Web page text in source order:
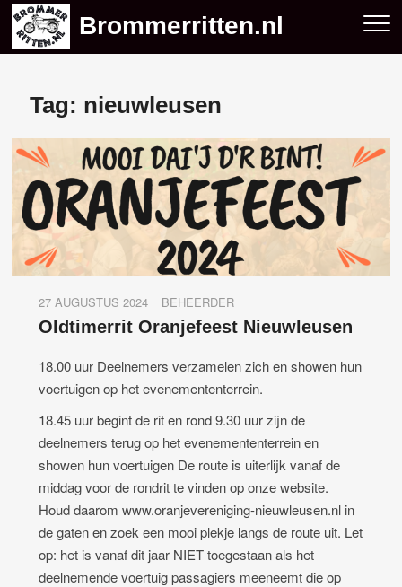
Skip
content
Brommerritten.nl
Tag: nieuwleusen
27 AUGUSTUS 2024 BEHEERDER
Oldtimerrit Oranjefeest Nieuwleusen
18.00 uur Deelnemers verzamelen zich en showen hun
voertuigen op het evenemententerrein.
18.45 uur begint de rit en rond 9.30 uur zijn de
deelnemers terug op het evenemententerrein en
showen hun voertuigen De route is uiterlijk vanaf de
middag voor de rondrit te vinden op onze website.
Houd daarom www.oranjevereniging-nieuwleusen.nl in
de gaten en zoek een mooi plekje langs de route uit. Let
op: het is vanaf dit jaar NIET toegestaan als het
deelnemende voertuig passagiers meeneemt die op